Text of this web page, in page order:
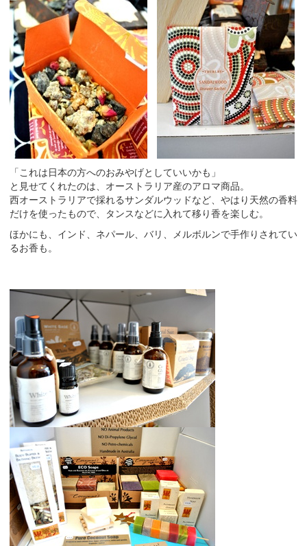
「これは日本の方へのおみやげとしていいかも」
と見せてくれたのは、オーストラリア産のアロマ商品。
西オーストラリアで採れるサンダルウッドなど、やはり天然の香料
だけを使ったもので、タンスなどに入れて移り香を楽しむ。
ほかにも、インド、ネパール、バリ、メルボルンで手作りされてい
るお香も。